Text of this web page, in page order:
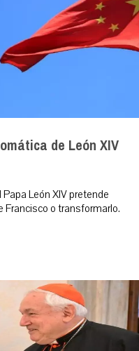
de León XIV
León XIV pretende
o transformarlo.